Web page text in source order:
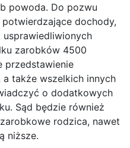
powoda. Do pozwu
dochody,
usprawiedliwionych
zarobków 4500
przedstawienie
także wszelkich innych
o dodatkowych
Sąd będzie również
rodzica, nawet
niższe.